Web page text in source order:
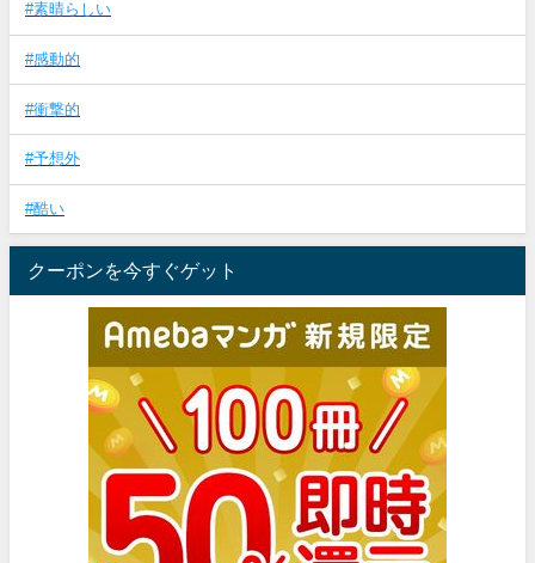
#素晴らしい
#感動的
#衝撃的
#予想外
#酷い
クーポンを今すぐゲット